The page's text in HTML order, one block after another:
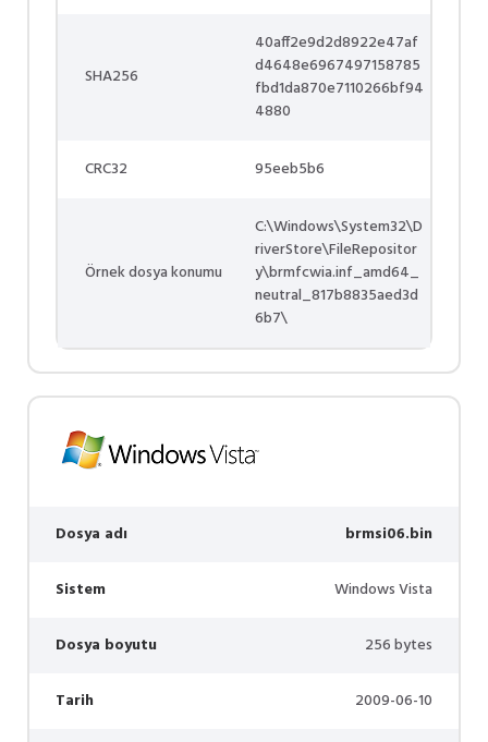
SHA256
40aff2e9d2d8922e47af
d4648e6967497158785
fbd1da870e7110266bf94
4880
CRC32 95eeb5b6
Örnek dosya konumu
C:\Windows\System32\D
riverStore\FileRepositor
y\brmfcwia.inf_amd64_
neutral_817b8835aed3d
6b7\
Dosya adı brmsi06.bin
Sistem Windows Vista
Dosya boyutu 256 bytes
Tarih 2009-06-10